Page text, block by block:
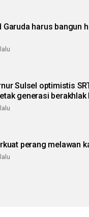
Garuda harus bangun
Sulsel optimistis
generasi berakhlak
perang melawan